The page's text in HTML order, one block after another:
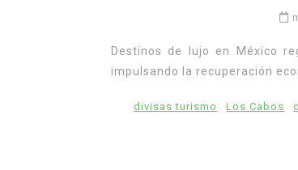
Destinos de lujo en México
impulsando la recuperación
divisas turismo Los Cabos